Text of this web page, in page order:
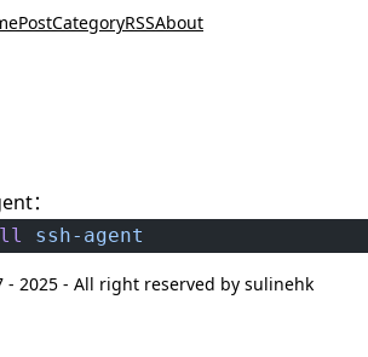
PostCategoryRSSAbout
：
ssh-agent
- 2025 - All right reserved by sulinehk